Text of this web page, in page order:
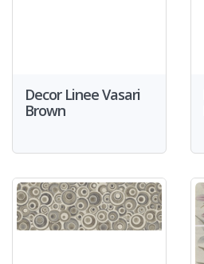
Decor Linee Vasari
Brown